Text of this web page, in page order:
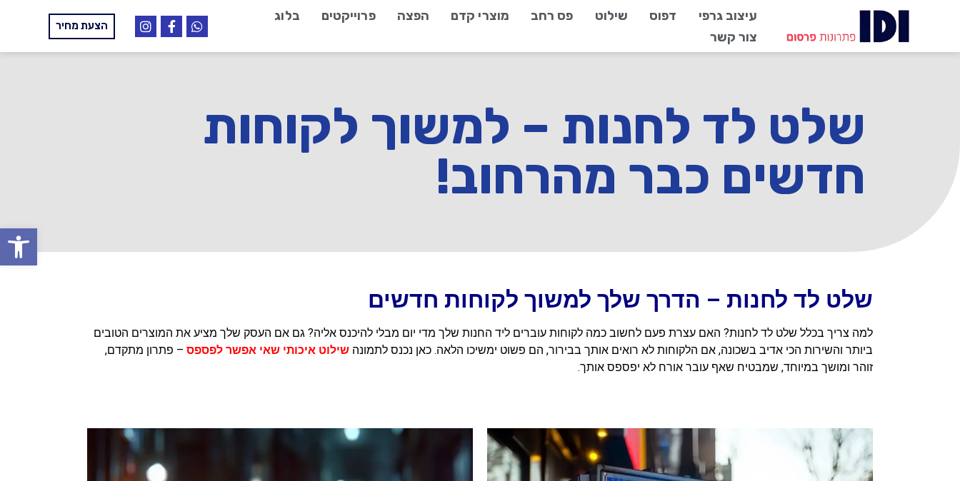
עיצוב גרפי דפוס שילוט פס רחב מוצרי קדם הפצה פרוייקטים
בלוג
צור קשר
הצעת מחיר
שלט לד לחנות – למשוך לקוחות
חדשים כבר מהרחוב!
שלט לד לחנות – הדרך שלך למשוך לקוחות חדשים
למה צריך בכלל שלט לד לחנות? האם עצרת פעם לחשוב כמה לקוחות עוברים ליד החנות שלך מדי יום מבלי להיכנס אליה? גם אם העסק שלך מציע את המוצרים הטובים
ביותר והשירות הכי אדיב בשכונה, אם הלקוחות לא רואים אותך בבירור, הם פשוט ימשיכו הלאה. כאן נכנס לתמונה שילוט איכותי שאי אפשר לפספס – פתרון מתקדם,
זוהר ומושך במיוחד, שמבטיח שאף עובר אורח לא יפספס אותך.